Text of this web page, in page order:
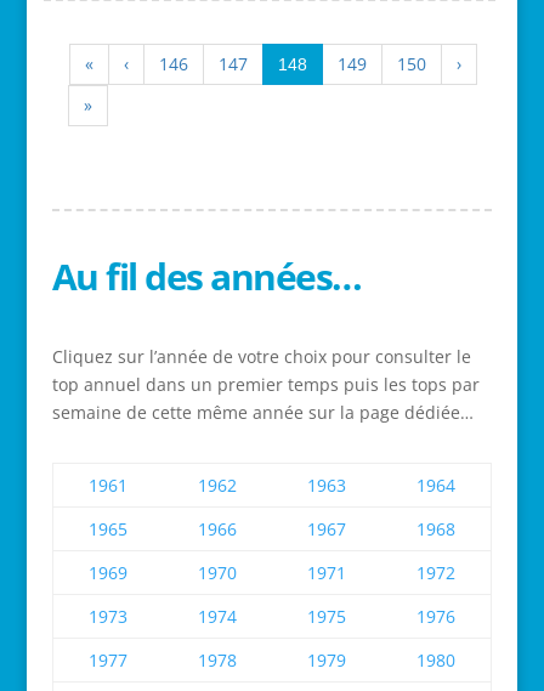
« ‹ 146 147 148 149 150
›
»
Au fil des années…
Cliquez sur l’année de votre choix pour consulter le
top annuel dans un premier temps puis les tops par
semaine de cette même année sur la page dédiée…
1961 1962 1963
1964
1965
1966 1967
1968
1969
1970 1971
1972
1973
1974 1975
1976
1977
1978 1979
1980